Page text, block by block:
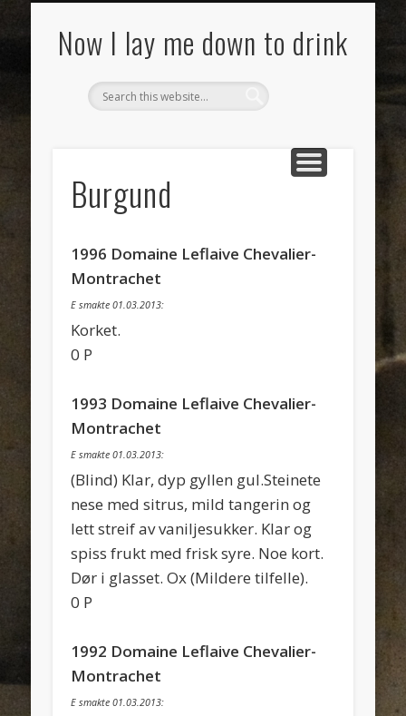
Now I lay me down to drink
Burgund
1996 Domaine Leflaive Chevalier-
Montrachet
E smakte 01.03.2013:
Korket.
0 P
1993 Domaine Leflaive Chevalier-
Montrachet
E smakte 01.03.2013:
(Blind) Klar, dyp gyllen gul.Steinete
nese med sitrus, mild tangerin og
lett streif av vaniljesukker. Klar og
spiss frukt med frisk syre. Noe kort.
Dør i glasset. Ox (Mildere tilfelle).
0 P
1992 Domaine Leflaive Chevalier-
Montrachet
E smakte 01.03.2013: